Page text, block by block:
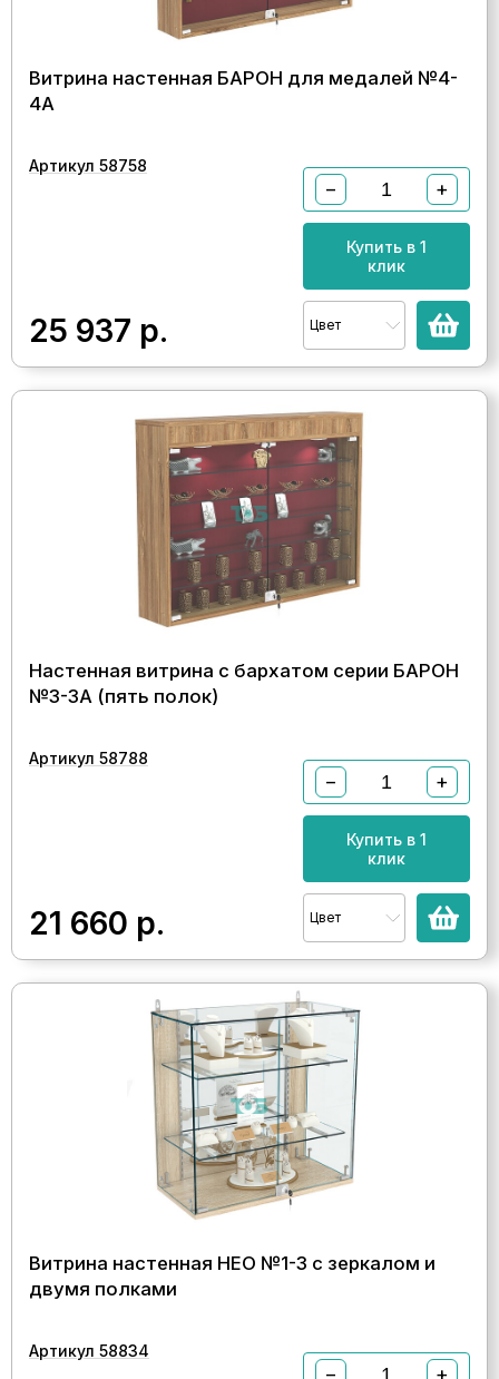
Витрина настенная БАРОН для медалей №4-
4А
Артикул 58758
25 937 р.
− +
Купить в 1
клик
Цвет
Настенная витрина с бархатом серии БАРОН
№3-3А (пять полок)
Артикул 58788
21 660 р.
− +
Купить в 1
клик
Цвет
Витрина настенная НЕО №1-3 с зеркалом и
двумя полками
Артикул 58834
− +